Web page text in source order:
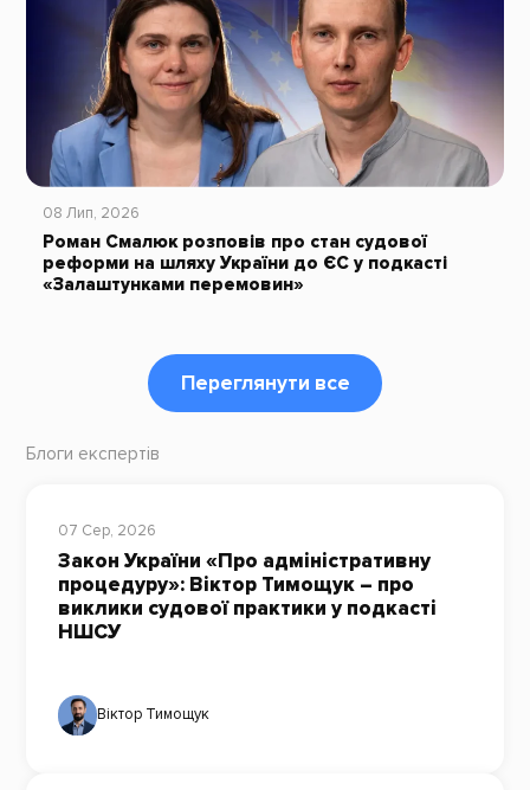
08 Лип, 2026
Роман Смалюк розповів про стан судової
реформи на шляху України до ЄС у подкасті
«Залаштунками перемовин»
Переглянути все
Блоги експертів
07 Сер, 2026
Закон України «Про адміністративну
процедуру»: Віктор Тимощук – про
виклики судової практики у подкасті
НШСУ
Віктор Тимощук